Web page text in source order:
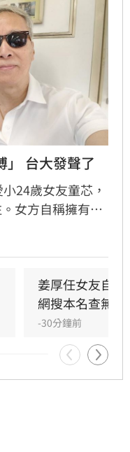
」 台大發聲了
24歲女友童芯，
女方自稱擁有台
任電影公司CEO
大學校方回應表
無法對外說明。面
霸氣護愛態度，
偵探片，強調自己
眾給予兩人正常
活受到外界過度
姜厚任女友自
網搜本名查無此
-30分鐘前